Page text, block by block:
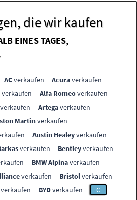
die wir kaufen
EINES TAGES,
ACverkaufen Acuraverkaufen
verkaufen Alfa Romeoverkaufen
verkaufen Artegaverkaufen
Martinverkaufen
Austin Healeyverkaufen
verkaufen Bentleyverkaufen
BMW Alpinaverkaufen
verkaufen Bristolverkaufen
verkaufen BYDverkaufen
C